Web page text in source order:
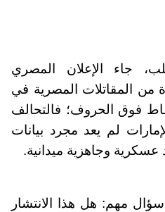
جاء الإعلان المصري
من المقاتلات المصرية في
فوق الحروف؛ فالتحالف
لم يعد مجرد بيانات
وجاهزية ميدانية.
سؤال مهم: هل هذا الانتشار